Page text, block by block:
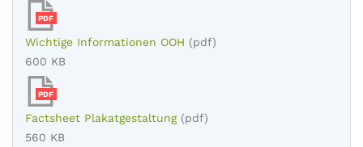
PDF
Wichtige Informationen OOH (pdf)
600 KB
PDF
Factsheet Plakatgestaltung (pdf)
560 KB